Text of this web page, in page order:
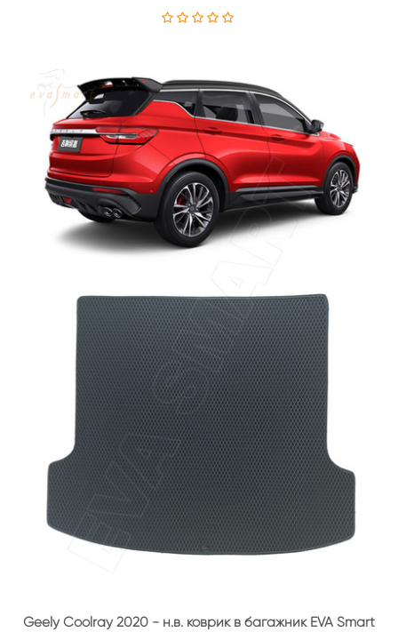
Geely Coolray 2020 - н.в. коврик в багажник EVA Smart